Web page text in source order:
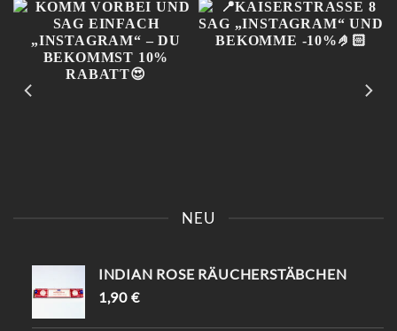
NEU
INDIAN ROSE RÄUCHERSTÄBCHEN
1,90 €